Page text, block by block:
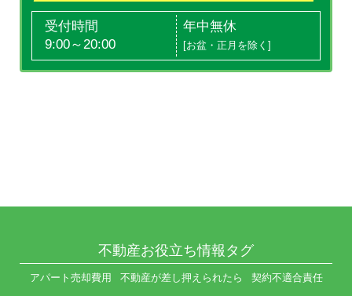
受付時間
9:00～20:00
年中無休
[お盆・正月を除く]
不動産お役立ち情報タグ
アパート売却費用 不動産が差し押えられたら 契約不適合責任